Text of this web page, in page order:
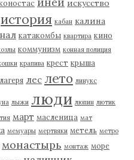
искусство
история кабан калина
катакомбы квартира кино
коммунизм конная полиция
крапива крест крыша
лагеря лес лето линукс
лыжи люди люпин лютик
март масленица мат
мемуары мертвяки метель метро
монастырь монтаж море